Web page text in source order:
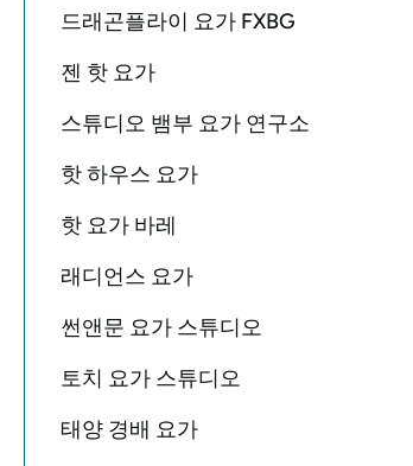
드래곤플라이 요가 FXBG
젠 핫 요가
스튜디오 뱀부 요가 연구소
핫 하우스 요가
핫 요가 바레
래디언스 요가
썬앤문 요가 스튜디오
토치 요가 스튜디오
태양 경배 요가